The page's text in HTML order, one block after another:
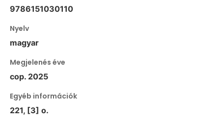
9786151030110
Nyelv
magyar
Megjelenés éve
cop. 2025
Egyéb információk
221, [3] o.